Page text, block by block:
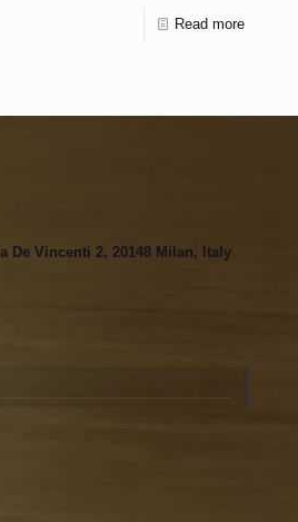
Read more
De Vincenti 2, 20148 Milan, Italy